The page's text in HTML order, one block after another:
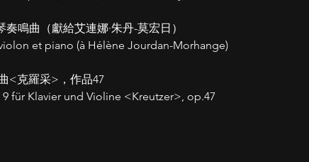
鳴曲（獻給艾連娜·朱丹-莫宏⽇）
et piano (à Hélène Jourdan-Morhange)
<克羅采>，作品47
für Klavier und Violine <Kreutzer>, op.47